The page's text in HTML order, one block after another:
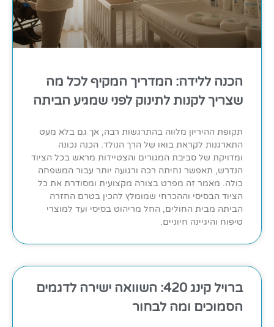
הכנה ללידה: המדריך המקיף לכל מה
שצריך לקנות לתינוק לפני שמגיע הביתה
תקופת ההיריון מלווה בהתרגשות רבה, אך גם בלא מעט
התארגנות לקראת בואו של הרך הנולד. הכנה נכונה
ומדויקת של סביבת המגורים והצטיידות מראש בכל הציוד
הנדרש, תאפשר נחיתה רכה ורגועה יותר עבור המשפחה
כולה. מאמר זה מפרט בצורה מקצועית ומסודרת את כל
הציוד הבסיסי וההכרחי שמומלץ להכין בטרם החזרה
הביתה מבית החולים, החל מריהוט בסיסי ועד למוצרי
טיפוח והיגיינה חיוניים.
ברויל קינג 420: השוואה ישירה לדגמים
הסמוכים ומה לבחור